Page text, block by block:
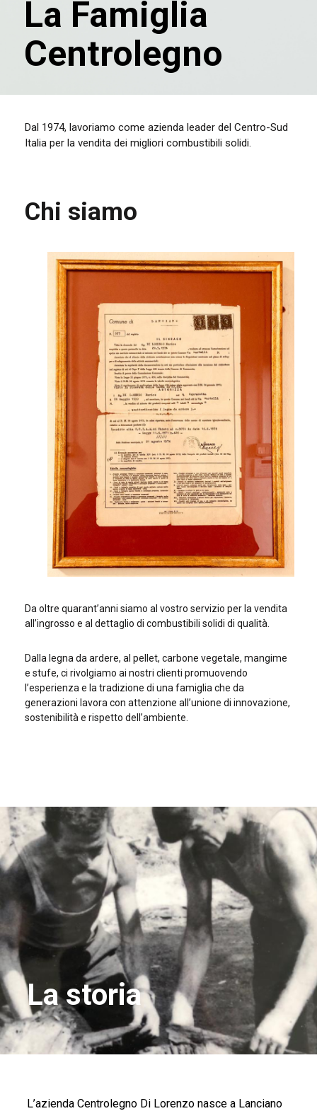
La Famiglia
Centrolegno
Dal 1974, lavoriamo come azienda leader del Centro-Sud
Italia per la vendita dei migliori combustibili solidi.
Chi siamo
Da oltre quarant’anni siamo al vostro servizio per la vendita
all’ingrosso e al dettaglio di combustibili solidi di qualità.
Dalla legna da ardere, al pellet, carbone vegetale, mangime
e stufe, ci rivolgiamo ai nostri clienti promuovendo
l’esperienza e la tradizione di una famiglia che da
generazioni lavora con attenzione all’unione di innovazione,
sostenibilità e rispetto dell’ambiente.
La storia
L’azienda Centrolegno Di Lorenzo nasce a Lanciano